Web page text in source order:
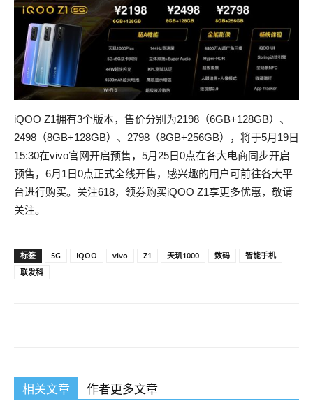
iQOO Z1拥有3个版本，售价分别为2198（6GB+128GB）、
2498（8GB+128GB）、2798（8GB+256GB），将于5月19日
15:30在vivo官网开启预售，5月25日0点在各大电商同步开启
预售，6月1日0点正式全线开售，感兴趣的用户可前往各大平
台进行购买。关注618，领券购买iQOO Z1享更多优惠，敬请
关注。
标签 5G IQOO vivo Z1 天玑1000 数码
智能手机
联发科
相关文章 作者更多文章